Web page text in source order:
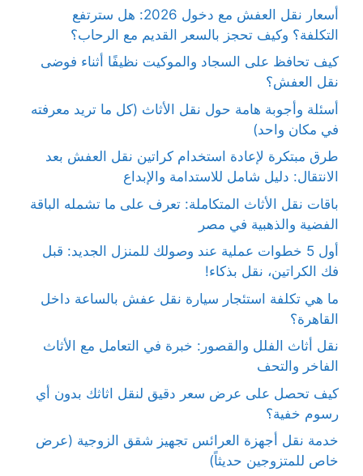
أسعار نقل العفش مع دخول 2026: هل سترتفع
التكلفة؟ وكيف تحجز بالسعر القديم مع الرحاب؟
كيف تحافظ على السجاد والموكيت نظيفًا أثناء فوضى
نقل العفش؟
أسئلة وأجوبة هامة حول نقل الأثاث (كل ما تريد معرفته
في مكان واحد)
طرق مبتكرة لإعادة استخدام كراتين نقل العفش بعد
الانتقال: دليل شامل للاستدامة والإبداع
باقات نقل الأثاث المتكاملة: تعرف على ما تشمله الباقة
الفضية والذهبية في مصر
أول 5 خطوات عملية عند وصولك للمنزل الجديد: قبل
فك الكراتين، نقل بذكاء!
ما هي تكلفة استئجار سيارة نقل عفش بالساعة داخل
القاهرة؟
نقل أثاث الفلل والقصور: خبرة في التعامل مع الأثاث
الفاخر والتحف
كيف تحصل على عرض سعر دقيق لنقل اثاثك بدون أي
رسوم خفية؟
خدمة نقل أجهزة العرائس تجهيز شقق الزوجية (عرض
خاص للمتزوجين حديثاً)